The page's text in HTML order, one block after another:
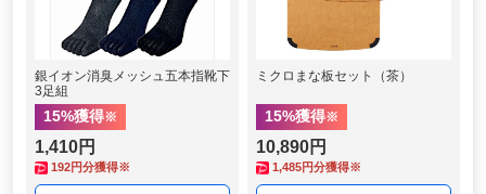
銀イオン消臭メッシュ五本指靴下
3足組
15%獲得※
1,410円
192円分獲得※
ミクロまな板セット（茶）
15%獲得※
10,890円
1,485円分獲得※